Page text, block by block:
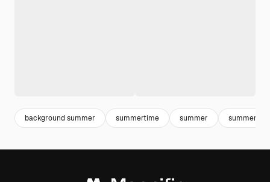
background summer summertime summer summer